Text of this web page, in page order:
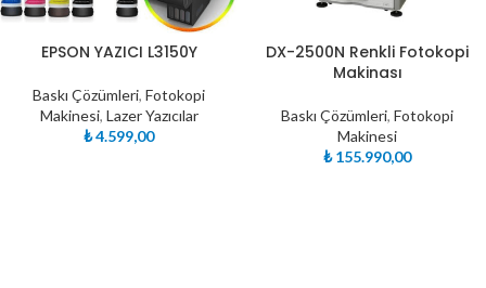
EPSON YAZICI L3150Y
Baskı Çözümleri, Fotokopi
Makinesi, Lazer Yazıcılar
₺4.599,00
DX-2500N Renkli Fotokopi
Makinası
Baskı Çözümleri, Fotokopi
Makinesi
₺155.990,00